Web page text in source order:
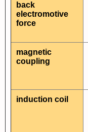
back
electromotive
force
magnetic
coupling
induction coil